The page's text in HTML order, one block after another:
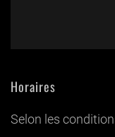
Horaires
Selon les